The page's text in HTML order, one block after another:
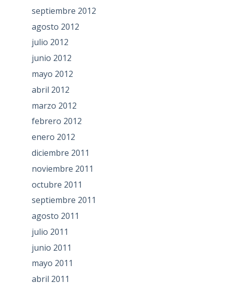
septiembre 2012
agosto 2012
julio 2012
junio 2012
mayo 2012
abril 2012
marzo 2012
febrero 2012
enero 2012
diciembre 2011
noviembre 2011
octubre 2011
septiembre 2011
agosto 2011
julio 2011
junio 2011
mayo 2011
abril 2011